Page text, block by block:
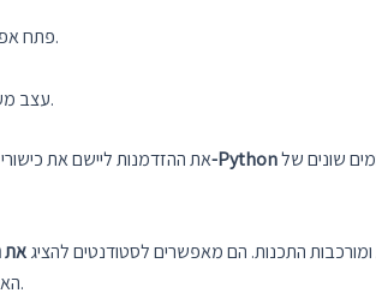
פתח אפליקציית אינטרנט לניהול פעילויות כושר וזיהוי תרגילים ספציפיים.
עצבהמבוססת על קלט משתמש ודפוסי התנהגות.
את ההזדמנות ליישם את כישוריהתכנות שלהם ב-Python
ומורכבות התכנות. הם מאפשרים לסטודנטים להציגאת
האנליטיות שלהם, מה שהופך אותם לתחרותיים יותר בשוק העבודה.